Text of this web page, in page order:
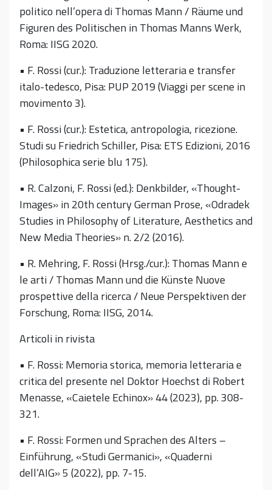
politico nell’opera di Thomas Mann / Räume und
Figuren des Politischen in Thomas Manns Werk,
Roma: IISG 2020.
• F. Rossi (cur.): Traduzione letteraria e transfer
italo-tedesco, Pisa: PUP 2019 (Viaggi per scene in
movimento 3).
• F. Rossi (cur.): Estetica, antropologia, ricezione.
Studi su Friedrich Schiller, Pisa: ETS Edizioni, 2016
(Philosophica serie blu 175).
• R. Calzoni, F. Rossi (ed.): Denkbilder, «Thought-
Images» in 20th century German Prose, «Odradek
Studies in Philosophy of Literature, Aesthetics and
New Media Theories» n. 2/2 (2016).
• R. Mehring, F. Rossi (Hrsg./cur.): Thomas Mann e
le arti / Thomas Mann und die Künste Nuove
prospettive della ricerca / Neue Perspektiven der
Forschung, Roma: IISG, 2014.
Articoli in rivista
• F. Rossi: Memoria storica, memoria letteraria e
critica del presente nel Doktor Hoechst di Robert
Menasse, «Caietele Echinox» 44 (2023), pp. 308-
321.
• F. Rossi: Formen und Sprachen des Alters –
Einführung, «Studi Germanici», «Quaderni
dell‘AIG» 5 (2022), pp. 7-15.